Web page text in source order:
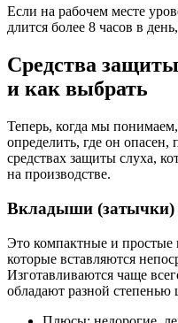
Если на рабочем месте
длится более 8 часов в
Средства
и как выбрать
Теперь, когда мы
определить, где он
средствах защиты слуха,
на производстве.
Вкладыши (затычки)
Это компактные и простые
которые вставляются
Изготавливаются чаще
обладают разной